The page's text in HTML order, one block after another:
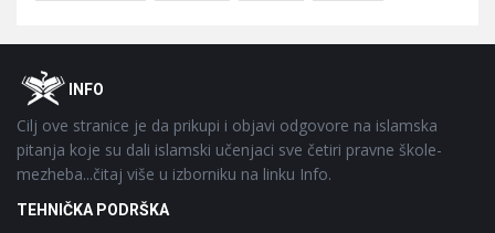
FooterOINFO
Cilj ove stranice je da prikupi i objavi odgovore na islamska
pitanja koje su dali islamski učenjaci sve četiri pravne škole-
mezheba...čitaj više u izborniku na linku Info.
TEHNIČKA PODRŠKA